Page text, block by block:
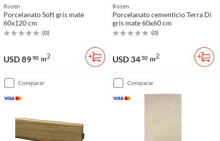
Rozen
Porcelanato Soft gris mate
60x120 cm
(0)
USD 8990 m2
Rozen
Porcelanato cementicio Terra Di
gris mate 60x60 cm
(0)
USD 3450 m2
comparar comparar